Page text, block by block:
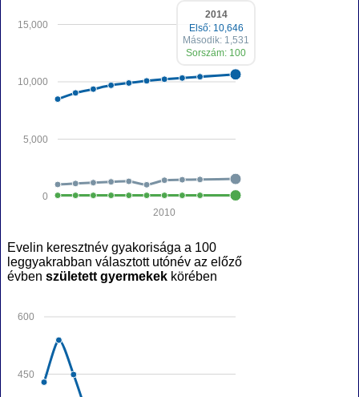
0
5,000
10,000
15,000
2010
2014
Első: 10,646
Második: 1,531
Sorszám: 100
Evelin keresztnév gyakorisága a 100
leggyakrabban választott utónév az előző
évben született gyermekek körében
450
600